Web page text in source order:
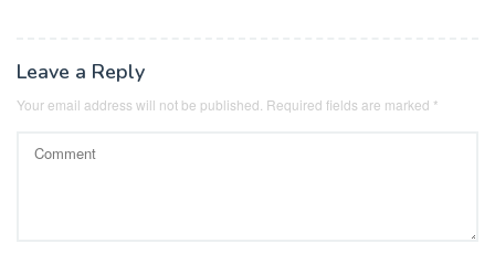
Leave a Reply
Your email address will not be published. Required fields are marked *